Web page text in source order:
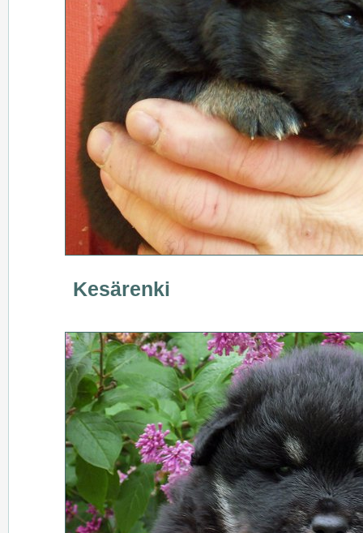
Kesärenki